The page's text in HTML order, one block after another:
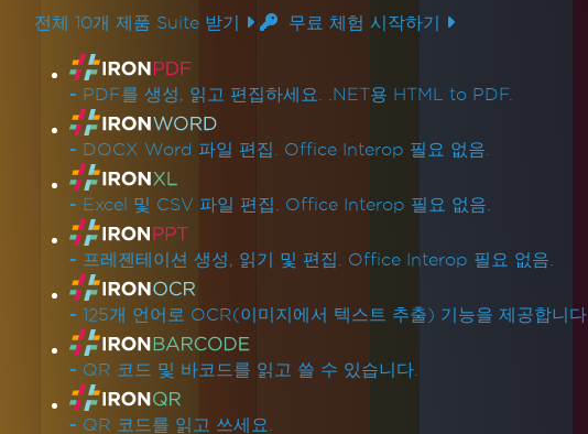
전체 10개 제품 Suite 받기 무료 체험 시작하기
제품 링크
- PDF를 생성, 읽고 편집하세요. .NET용 HTML to PDF.
- DOCX Word 파일 편집. Office Interop 필요 없음.
- Excel 및 CSV 파일 편집. Office Interop 필요 없음.
- 프레젠테이션 생성, 읽기 및 편집. Office Interop 필요 없음.
- 125개 언어로 OCR(이미지에서 텍스트 추출) 기능을 제공합니다.
- QR 코드 및 바코드를 읽고 쓸 수 있습니다.
- QR 코드를 읽고 쓰세요.